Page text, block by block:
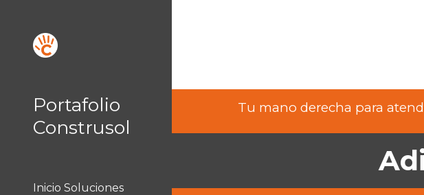
Portafolio
Construsol
Inicio Soluciones
Tu mano derecha para